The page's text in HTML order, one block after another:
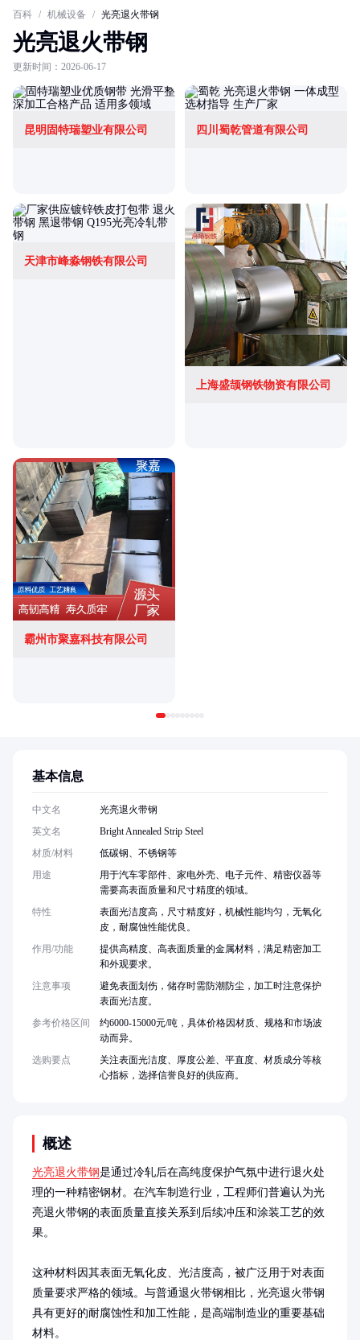
百科 / 机械设备 / 光亮退火带钢
光亮退火带钢
更新时间：2026-06-17
昆明固特瑞塑业有限公司 四川蜀乾管道有限公司
天津市峰淼钢铁有限公司
上海盛颉钢铁物资有限公司
霸州市聚嘉科技有限公司
概述
光亮退火带钢是通过冷轧后在高纯度保护气氛中进行退火处
理的一种精密钢材。在汽车制造行业，工程师们普遍认为光
亮退火带钢的表面质量直接关系到后续冲压和涂装工艺的效
果。
这种材料因其表面无氧化皮、光洁度高，被广泛用于对表面
质量要求严格的领域。与普通退火带钢相比，光亮退火带钢
具有更好的耐腐蚀性和加工性能，是高端制造业的重要基础
材料。
基本信息
中文名
光亮退火带钢
英文名
Bright Annealed Strip Steel
材质/材料
低碳钢、不锈钢等
用途
用于汽车零部件、家电外壳、电子元件、精密仪器等
需要高表面质量和尺寸精度的领域。
特性
表面光洁度高，尺寸精度好，机械性能均匀，无氧化
皮，耐腐蚀性能优良。
作用/功能
提供高精度、高表面质量的金属材料，满足精密加工
和外观要求。
注意事项
避免表面划伤，储存时需防潮防尘，加工时注意保护
表面光洁度。
参考价格区间
约6000-15000元/吨，具体价格因材质、规格和市场波
动而异。
选购要点
关注表面光洁度、厚度公差、平直度、材质成分等核
心指标，选择信誉良好的供应商。